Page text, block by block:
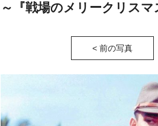
～『戦場のメリークリス
< 前の写真